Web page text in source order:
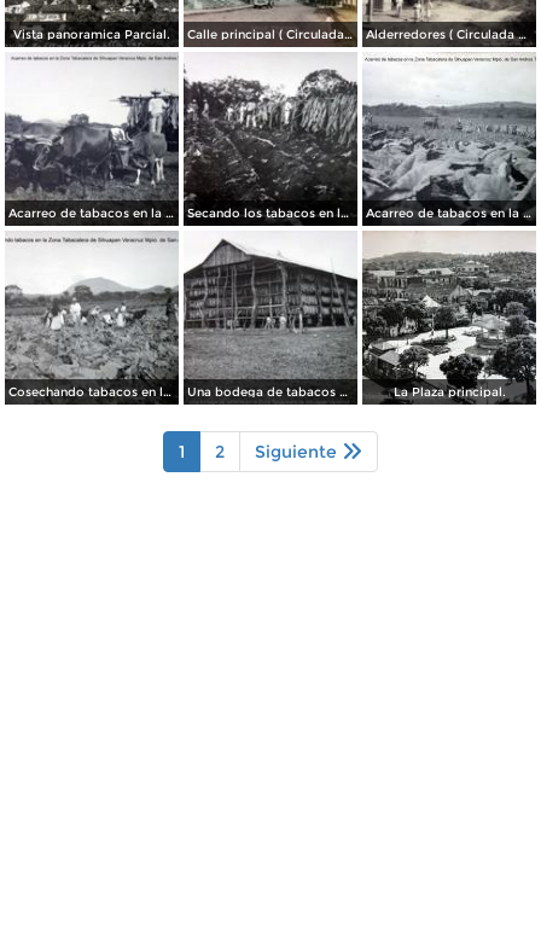
Vista panoramica Parcial. Calle principal ( Circulada el 10 de Julio de 1942 ). Alderredores ( Circulada el 5 de Enero de 1946 ).
Acarreo de tabacos en la Zona Tabacalera de Sihuapan Veracruz Mpio. de San Andres Tuxtla. Secando los tabacos en la Zona Tabacalera de Sihuapan Veracruz Mpio. de San Andres Tuxtla. Acarreo de tabacos en la Zona Tabacalera de Sihuapan Veracruz Mpio. de San Andres Tuxtla.
Cosechando tabacos en la Zona Tabacalera de Sihuapan Veracruz Mpio. de San Andres Tuxtla. Una bodega de tabacos en la Zona Tabacalera de Sihuapan Veracruz Mpio. de San Andres Tuxtla. La Plaza principal.
1 2 Siguiente